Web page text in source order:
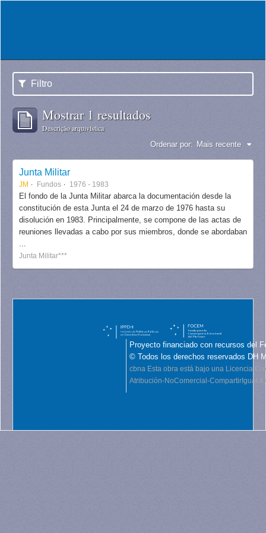
Filtro
Mostrar 1 resultados
Descrição arquivística
Ordenar por: Mais recente
Junta Militar
JM Fundos 1976 - 1983
El fondo de la Junta Militar abarca la documentación desde la
constitución de esta Junta el 24 de marzo de 1976 hasta su
disolución en 1983. Principalmente, se compone de las actas de
reuniones llevadas a cabo por sus miembros, donde se abordaban
...
Junta Militar***
Proyecto financiado con recursos del
© Todos los derechos reservados DH
cbna Esta obra está bajo una Licencia
Atribución-NoComercial-CompartirIgual